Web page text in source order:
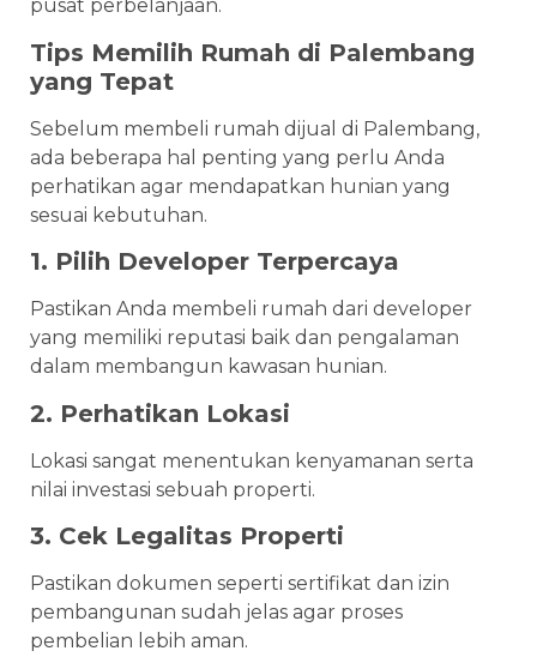
pusat perbelanjaan.
Tips Memilih Rumah di Palembang
yang Tepat
Sebelum membeli rumah dijual di Palembang,
ada beberapa hal penting yang perlu Anda
perhatikan agar mendapatkan hunian yang
sesuai kebutuhan.
1. Pilih Developer Terpercaya
Pastikan Anda membeli rumah dari developer
yang memiliki reputasi baik dan pengalaman
dalam membangun kawasan hunian.
2. Perhatikan Lokasi
Lokasi sangat menentukan kenyamanan serta
nilai investasi sebuah properti.
3. Cek Legalitas Properti
Pastikan dokumen seperti sertifikat dan izin
pembangunan sudah jelas agar proses
pembelian lebih aman.